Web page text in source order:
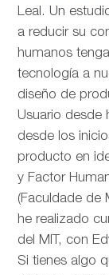
Leal. Un
a reducir su
humanos
tecnología a
diseño de
Usuario desde
desde los
producto en
y Factor
(Faculdade de
he realizado
del MIT, con
Si tienes algo